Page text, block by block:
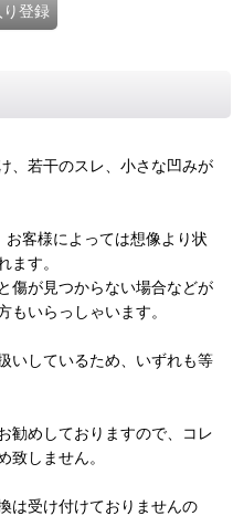
登録
、若干のスレ、小さな凹みが
客様によっては想像より状
ます。
傷が見つからない場合などが
もいらっしゃいます。
いしているため、いずれも等
勧めしておりますので、コレ
致しません。
は受け付けておりませんの